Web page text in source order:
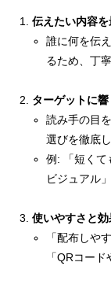
伝えたい内容
誰に何を伝
るため、丁
ターゲットに
読み手の目
選びを徹底し
例: 「短くて
ビジュアル」
使いやすさと
「配布しや
「QRコー